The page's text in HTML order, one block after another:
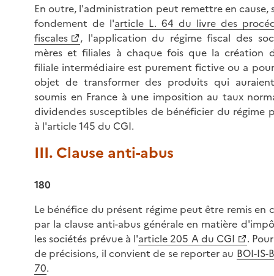
En outre, l'administration peut remettre en cause,
fondement de l'article L. 64 du livre des
fiscales
, l'application du régime fiscal des
mères et filiales à chaque fois que la création
filiale intermédiaire est purement fictive ou a
objet de transformer des produits qui
soumis en France à une imposition au taux
dividendes susceptibles de bénéficier du régime
à l'article 145 du CGI.
III. Clause anti-abus
180
Le bénéfice du présent régime peut être remis en
par la clause anti-abus générale en matière
les sociétés prévue à l'article 205 A du CGI
.
de précisions, il convient de se reporter au BOI-IS-
70.